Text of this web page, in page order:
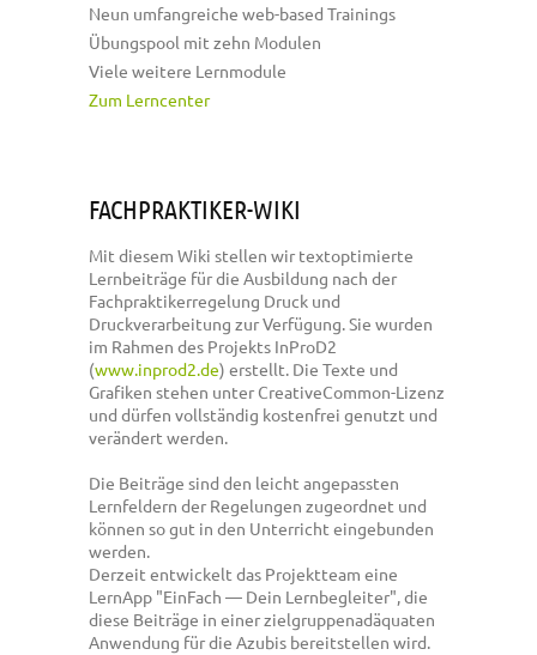
Neun umfangreiche web-based Trainings
Übungspool mit zehn Modulen
Viele weitere Lernmodule
Zum Lerncenter
FACHPRAKTIKER-WIKI
Mit diesem Wiki stellen wir textoptimierte
Lernbeiträge für die Ausbildung nach der
Fachpraktikerregelung Druck und
Druckverarbeitung zur Verfügung. Sie wurden
im Rahmen des Projekts InProD2
(www.inprod2.de) erstellt. Die Texte und
Grafiken stehen unter CreativeCommon-Lizenz
und dürfen vollständig kostenfrei genutzt und
verändert werden.
Die Beiträge sind den leicht angepassten
Lernfeldern der Regelungen zugeordnet und
können so gut in den Unterricht eingebunden
werden.
Derzeit entwickelt das Projektteam eine
LernApp "EinFach — Dein Lernbegleiter", die
diese Beiträge in einer zielgruppenadäquaten
Anwendung für die Azubis bereitstellen wird.